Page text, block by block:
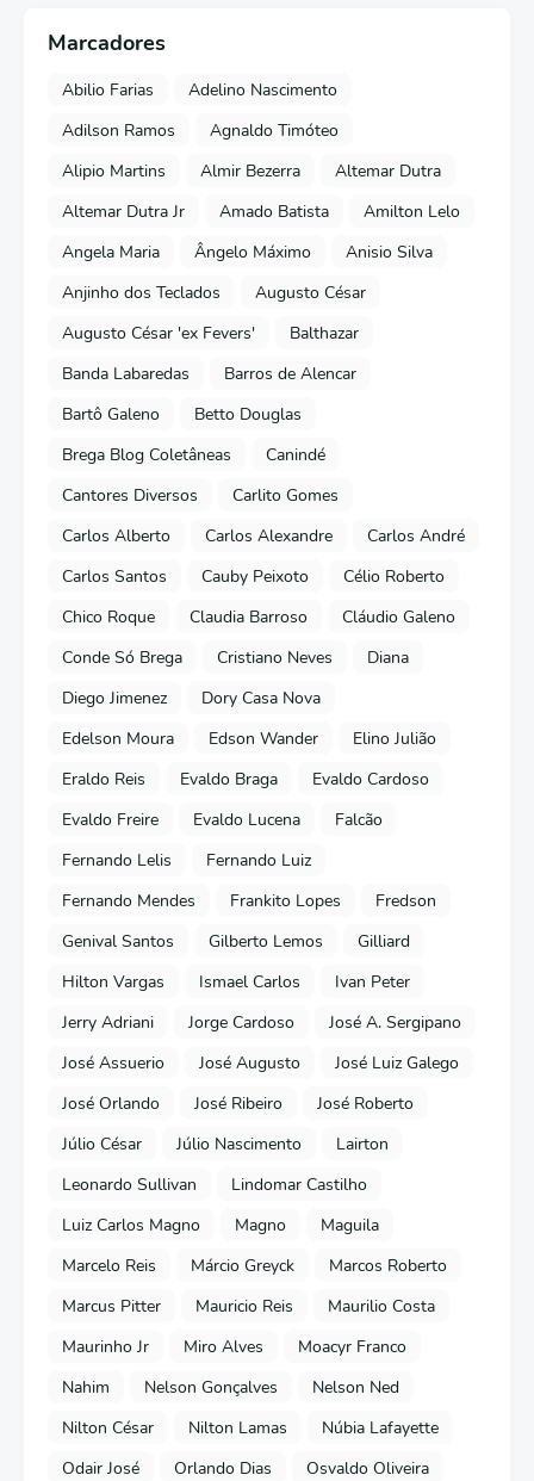
Marcadores
Abilio Farias
Adelino Nascimento
Adilson Ramos
Agnaldo Timóteo
Alipio Martins
Almir Bezerra
Altemar Dutra
Altemar Dutra Jr
Amado Batista
Amilton Lelo
Angela Maria
Ângelo Máximo
Anisio Silva
Anjinho dos Teclados
Augusto César
Augusto César 'ex Fevers'
Balthazar
Banda Labaredas
Barros de Alencar
Bartô Galeno
Betto Douglas
Brega Blog Coletâneas
Canindé
Cantores Diversos
Carlito Gomes
Carlos Alberto
Carlos Alexandre
Carlos André
Carlos Santos
Cauby Peixoto
Célio Roberto
Chico Roque
Claudia Barroso
Cláudio Galeno
Conde Só Brega
Cristiano Neves
Diana
Diego Jimenez
Dory Casa Nova
Edelson Moura
Edson Wander
Elino Julião
Eraldo Reis
Evaldo Braga
Evaldo Cardoso
Evaldo Freire
Evaldo Lucena
Falcão
Fernando Lelis
Fernando Luiz
Fernando Mendes
Frankito Lopes
Fredson
Genival Santos
Gilberto Lemos
Gilliard
Hilton Vargas
Ismael Carlos
Ivan Peter
Jerry Adriani
Jorge Cardoso
José A. Sergipano
José Assuerio
José Augusto
José Luiz Galego
José Orlando
José Ribeiro
José Roberto
Júlio César
Júlio Nascimento
Lairton
Leonardo Sullivan
Lindomar Castilho
Luiz Carlos Magno
Magno
Maguila
Marcelo Reis
Márcio Greyck
Marcos Roberto
Marcus Pitter
Mauricio Reis
Maurilio Costa
Maurinho Jr
Miro Alves
Moacyr Franco
Nahim
Nelson Gonçalves
Nelson Ned
Nilton César
Nilton Lamas
Núbia Lafayette
Odair José
Orlando Dias
Osvaldo Oliveira